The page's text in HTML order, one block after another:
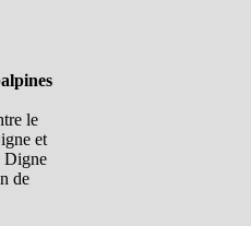
le
et
Digne
de